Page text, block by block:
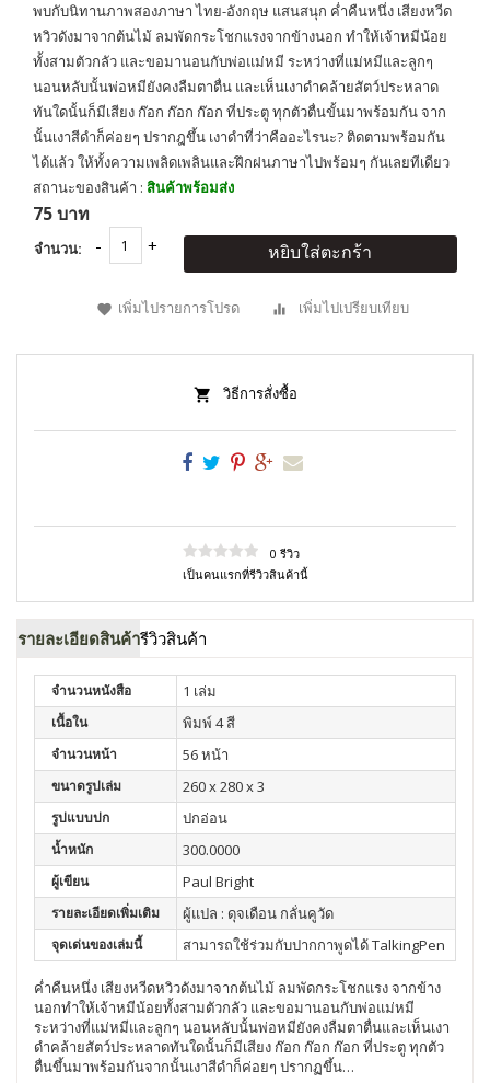
พบกับนิทานภาพสองภาษา ไทย-อังกฤษ แสนสนุก ค่ำคืนหนึ่ง เสียงหวีด
หวิวดังมาจากต้นไม้ ลมพัดกระโชกแรงจากข้างนอก ทำให้เจ้าหมีน้อย
ทั้งสามตัวกลัว และขอมานอนกับพ่อแม่หมี ระหว่างที่แม่หมีและลูกๆ
นอนหลับนั้นพ่อหมียังคงลืมตาตื่น และเห็นเงาดำคล้ายสัตว์ประหลาด
ทันใดนั้นก็มีเสียง ก๊อก ก๊อก ก๊อก ที่ประตู ทุกตัวตื่นขั้นมาพร้อมกัน จาก
นั้นเงาสีดำก็ค่อยๆ ปรากฎขึ้น เงาดำที่ว่าคืออะไรนะ? ติดตามพร้อมกัน
ได้แล้ว ให้ทั้งความเพลิดเพลินและฝึกฝนภาษาไปพร้อมๆ กันเลยทีเดียว
สถานะของสินค้า : สินค้าพร้อมส่ง
75 บาท
จำนวน: หยิบใส่ตะกร้า
เพิ่มไปรายการโปรด เพิ่มไปเปรียบเทียบ
วิธีการสั่งซื้อ
0 รีวิว
เป็นคนแรกที่รีวิวสินค้านี้
รายละเอียดสินค้ารีวิวสินค้า
จำนวนหนังสือ 1 เล่ม
เนื้อใน พิมพ์ 4 สี
จำนวนหน้า 56 หน้า
ขนาดรูปเล่ม 260 x 280 x 3
รูปแบบปก ปกอ่อน
น้ำหนัก 300.0000
ผู้เขียน Paul Bright
รายละเอียดเพิ่มเติม ผู้แปล : ดุจเดือน กลั่นคูวัด
จุดเด่นของเล่มนี้ สามารถใช้ร่วมกับปากกาพูดได้ TalkingPen
ค่ำคืนหนึ่ง เสียงหวีดหวิวดังมาจากต้นไม้ ลมพัดกระโชกแรง จากข้าง
นอกทำให้เจ้าหมีน้อยทั้งสามตัวกลัว และขอมานอนกับพ่อแม่หมี
ระหว่างที่แม่หมีและลูกๆ นอนหลับนั้นพ่อหมียังคงลืมตาตื่นและเห็นเงา
ดำคล้ายสัตว์ประหลาดทันใดนั้นก็มีเสียง ก๊อก ก๊อก ก๊อก ที่ประตู ทุกตัว
ตื่นขึ้นมาพร้อมกันจากนั้นเงาสีดำก็ค่อยๆ ปรากฏขึ้น…